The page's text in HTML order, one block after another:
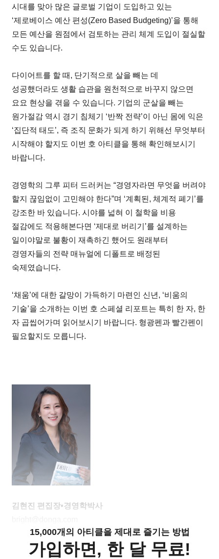
시대를 맞아 많은 글로벌 기업이 도입하고 있는
‘제로베이스 예산 편성(Zero Based Budgeting)’을 통해
모든 예산을 원점에서 검토하는 관리 체계 도입이 절실할
수도 있습니다.
다이어트를 할 때, 단기적으로 살을 빼는 데
성공했더라도 생활 습관을 원천적으로 바꾸지 않으면
요요 현상을 겪을 수 있습니다. 기업의 군살을 빼는
원가절감 역시 경기 침체기 ‘반짝 전략’이 아닌 몸에 익은
‘집단적 태도’, 즉 조직 문화가 되게 하기 위해선 무엇부터
시작해야 할지도 이번 호 아티클을 통해 확인해보시기
바랍니다.
경영학의 그루 피터 드러커는 “경영자라면 무엇을 버려야
할지 끊임없이 고민해야 한다”며 ‘계획된, 체계적 폐기’를
강조한 바 있습니다. 시야를 넓혀 이 철학을 비용
절감에도 적용해본다면 ‘제대로 버리기’를 설계하는
일이야말로 불황이 재촉하긴 했어도 원래부터
경영자들의 전략 매뉴얼에 디폴트로 배정된
숙제였습니다.
‘채움’에 대한 갈망이 가득하기 마련인 신년, ‘비움의
기술’을 소개하는 이번 호 스페셜 리포트는 특히 한 자, 한
자 곱씹어가며 읽어보시기 바랍니다. 형광펜과 빨간펜이
필요할지도 모릅니다.
김현진 편집장•경영학박사
15,000개의 아티클을 제대로 즐기는 방법
가입하면, 한 달 무료!